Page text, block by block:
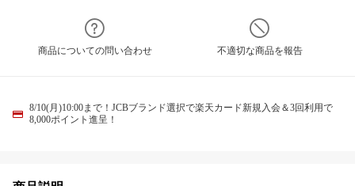
商品についての問い合わせ 不適切な商品を報告
8/10(月)10:00まで！JCBブランド選択で楽天カード新規入会＆3回利用で
8,000ポイント進呈！